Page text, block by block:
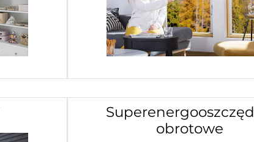
obrotowe